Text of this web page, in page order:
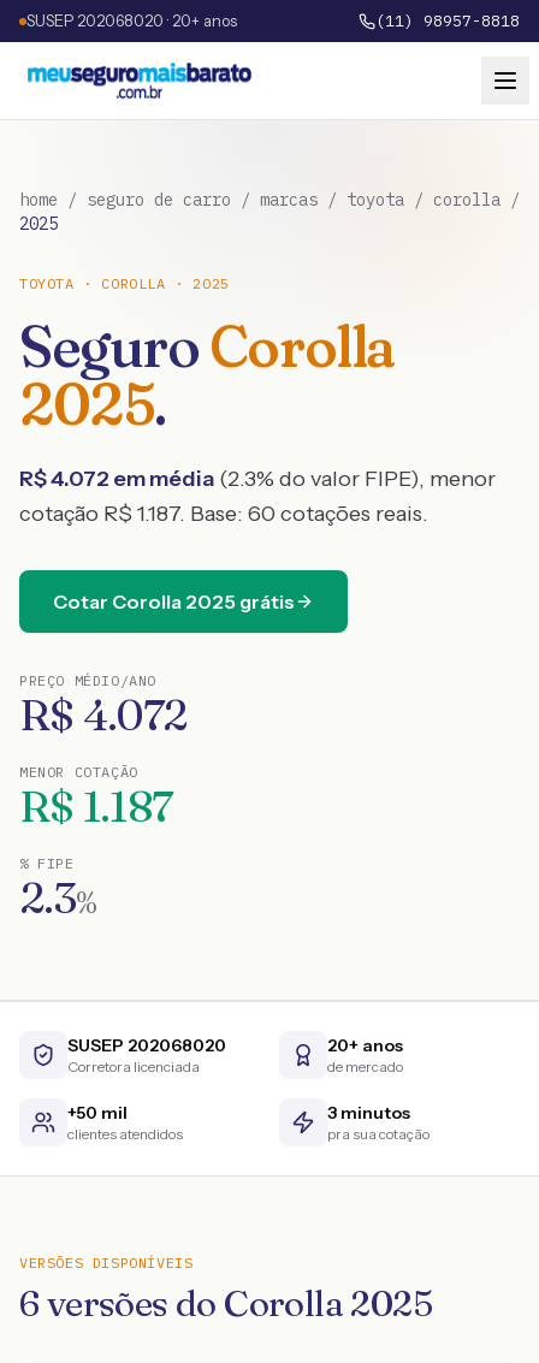
SUSEP 202068020 · 20+ anos (11) 98957-8818
home / seguro de carro / marcas / toyota / corolla /
2025
TOYOTA · COROLLA · 2025
SeguroCorolla
2025.
R$4.072 em média (2.3% do valor FIPE), menor
cotação R$ 1.187. Base: 60 cotações reais.
Cotar Corolla 2025 grátis
PREÇO MÉDIO/ANO
R$ 4.072
MENOR COTAÇÃO
R$ 1.187
% FIPE
2.3%
SUSEP 202068020
Corretora licenciada
20+ anos
de mercado
+50 mil
clientes atendidos
3 minutos
pra sua cotação
VERSÕES DISPONÍVEIS
6versões do Corolla2025